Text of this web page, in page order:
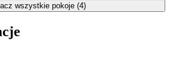
wszystkie pokoje (4)